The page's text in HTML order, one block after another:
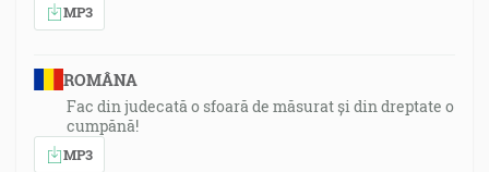
MP3
ROMÂNA
Fac din judecată o sfoară de măsurat și din dreptate o
cumpănă!
MP3